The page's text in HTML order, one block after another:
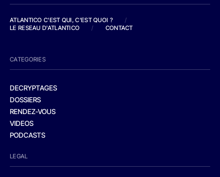
ATLANTICO C'EST QUI, C'EST QUOI ?
/
LE RESEAU D'ATLANTICO
/ CONTACT
CATEGORIES
DECRYPTAGES
DOSSIERS
RENDEZ-VOUS
VIDEOS
PODCASTS
LEGAL